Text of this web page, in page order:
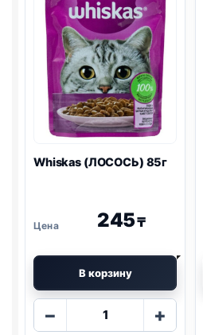
Whiskas (ЛОСОСЬ) 85г
245₸
В корзину
−
Количество
+